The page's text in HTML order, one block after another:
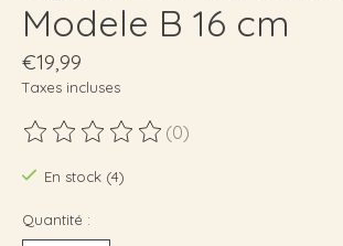
Modele B 16 cm
€19,99
Taxes incluses
Ce produit est évalué à
(0)
En stock (4)
Quantité :